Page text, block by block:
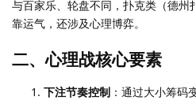
与百家乐、轮盘不同，扑克类（德州
靠运气，还涉及心理博弈。
二、心理战核心要素
下注节奏控制 ：通过大小筹码